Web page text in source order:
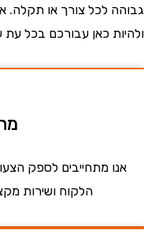
לכל צורך או תקלה. אנו
כאן עבורכם בכל עת
מתחייבים לספק הצעות
הלקוח ושירות מקצועי